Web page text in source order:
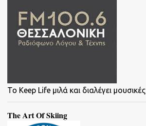
To Keep Life μιλά και διαλέγει μουσικές
The Art Of Skiing